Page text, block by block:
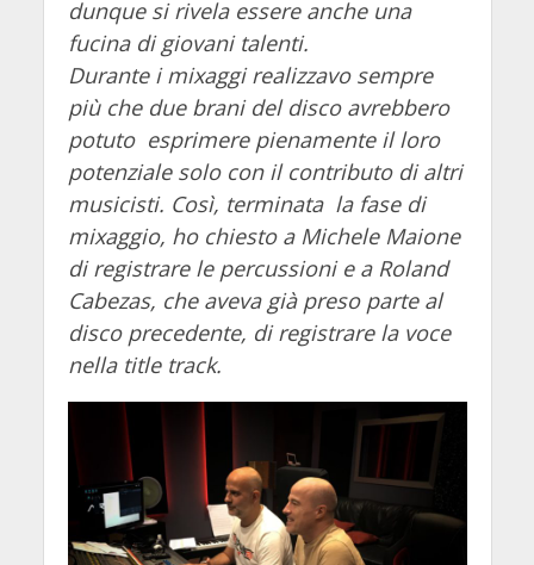
dunque si rivela essere anche una
fucina di giovani talenti.
Durante i mixaggi realizzavo sempre
più che due brani del disco avrebbero
potuto esprimere pienamente il loro
potenziale solo con il contributo di altri
musicisti. Così, terminata la fase di
mixaggio, ho chiesto a Michele Maione
di registrare le percussioni e a Roland
Cabezas, che aveva già preso parte al
disco precedente, di registrare la voce
nella title track.